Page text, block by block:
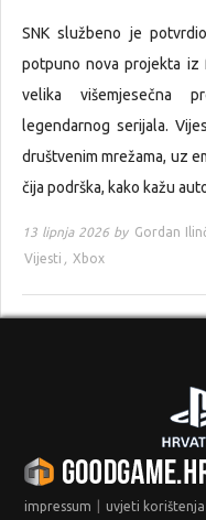
SNK službeno je
potpuno nova projekta iz
velika višemjesečna
legendarnog serijala.
društvenim mrežama, uz
čija podrška, kako kažu
13 lipnja 2026 by Gordan
Vijesti , Xbox
impressum uvjeti korištenja